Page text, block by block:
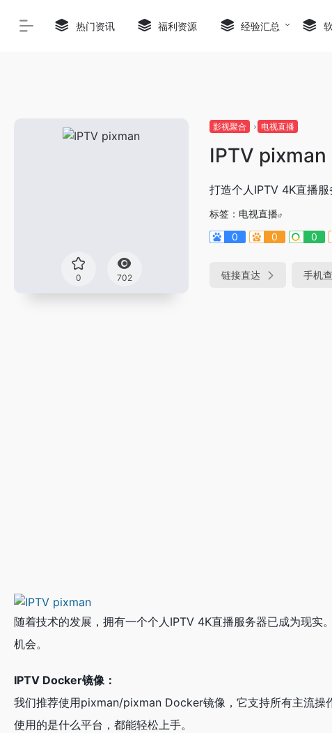
热门资讯 福利资源 经验汇总
0 702
影视聚合 电视直播
IPTV pixman
打造个人IPTV 4K直播服
标签： 电视直播
0
0 0
链接直达 手机
随着技术的发展，拥有一个个人IPTV 4K直播服务器已成为现
机会。
IPTV Docker镜像：
我们推荐使用pixman/pixman Docker镜像，它支持所有主流操
使用的是什么平台，都能轻松上手。